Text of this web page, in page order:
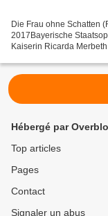
Die Frau ohne Schatten
2017Bayerische
Kaiserin Ricarda
Hébergé par
Top articles
Pages
Contact
Signaler un abus